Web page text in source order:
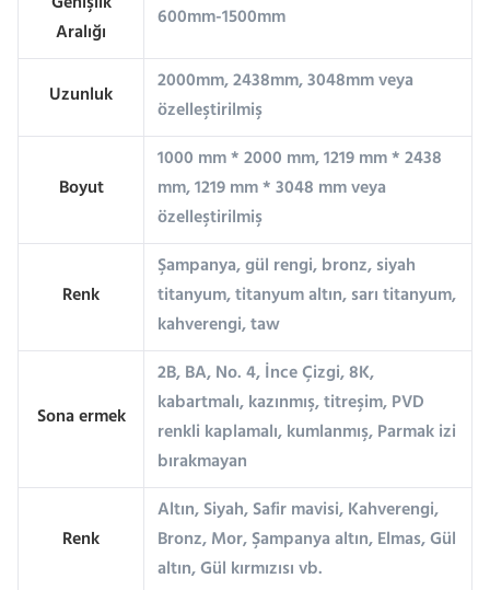
Aralığı
600mm-1500mm
Uzunluk
2000mm, 2438mm, 3048mm veya
özelleştirilmiş
Boyut
1000 mm * 2000 mm, 1219 mm * 2438
mm, 1219 mm * 3048 mm veya
özelleştirilmiş
Renk
Şampanya, gül rengi, bronz, siyah
titanyum, titanyum altın, sarı titanyum,
kahverengi, taw
Sona ermek
2B, BA, No. 4, İnce Çizgi, 8K,
kabartmalı, kazınmış, titreşim, PVD
renkli kaplamalı, kumlanmış, Parmak izi
bırakmayan
Renk
Altın, Siyah, Safir mavisi, Kahverengi,
Bronz, Mor, Şampanya altın, Elmas, Gül
altın, Gül kırmızısı vb.